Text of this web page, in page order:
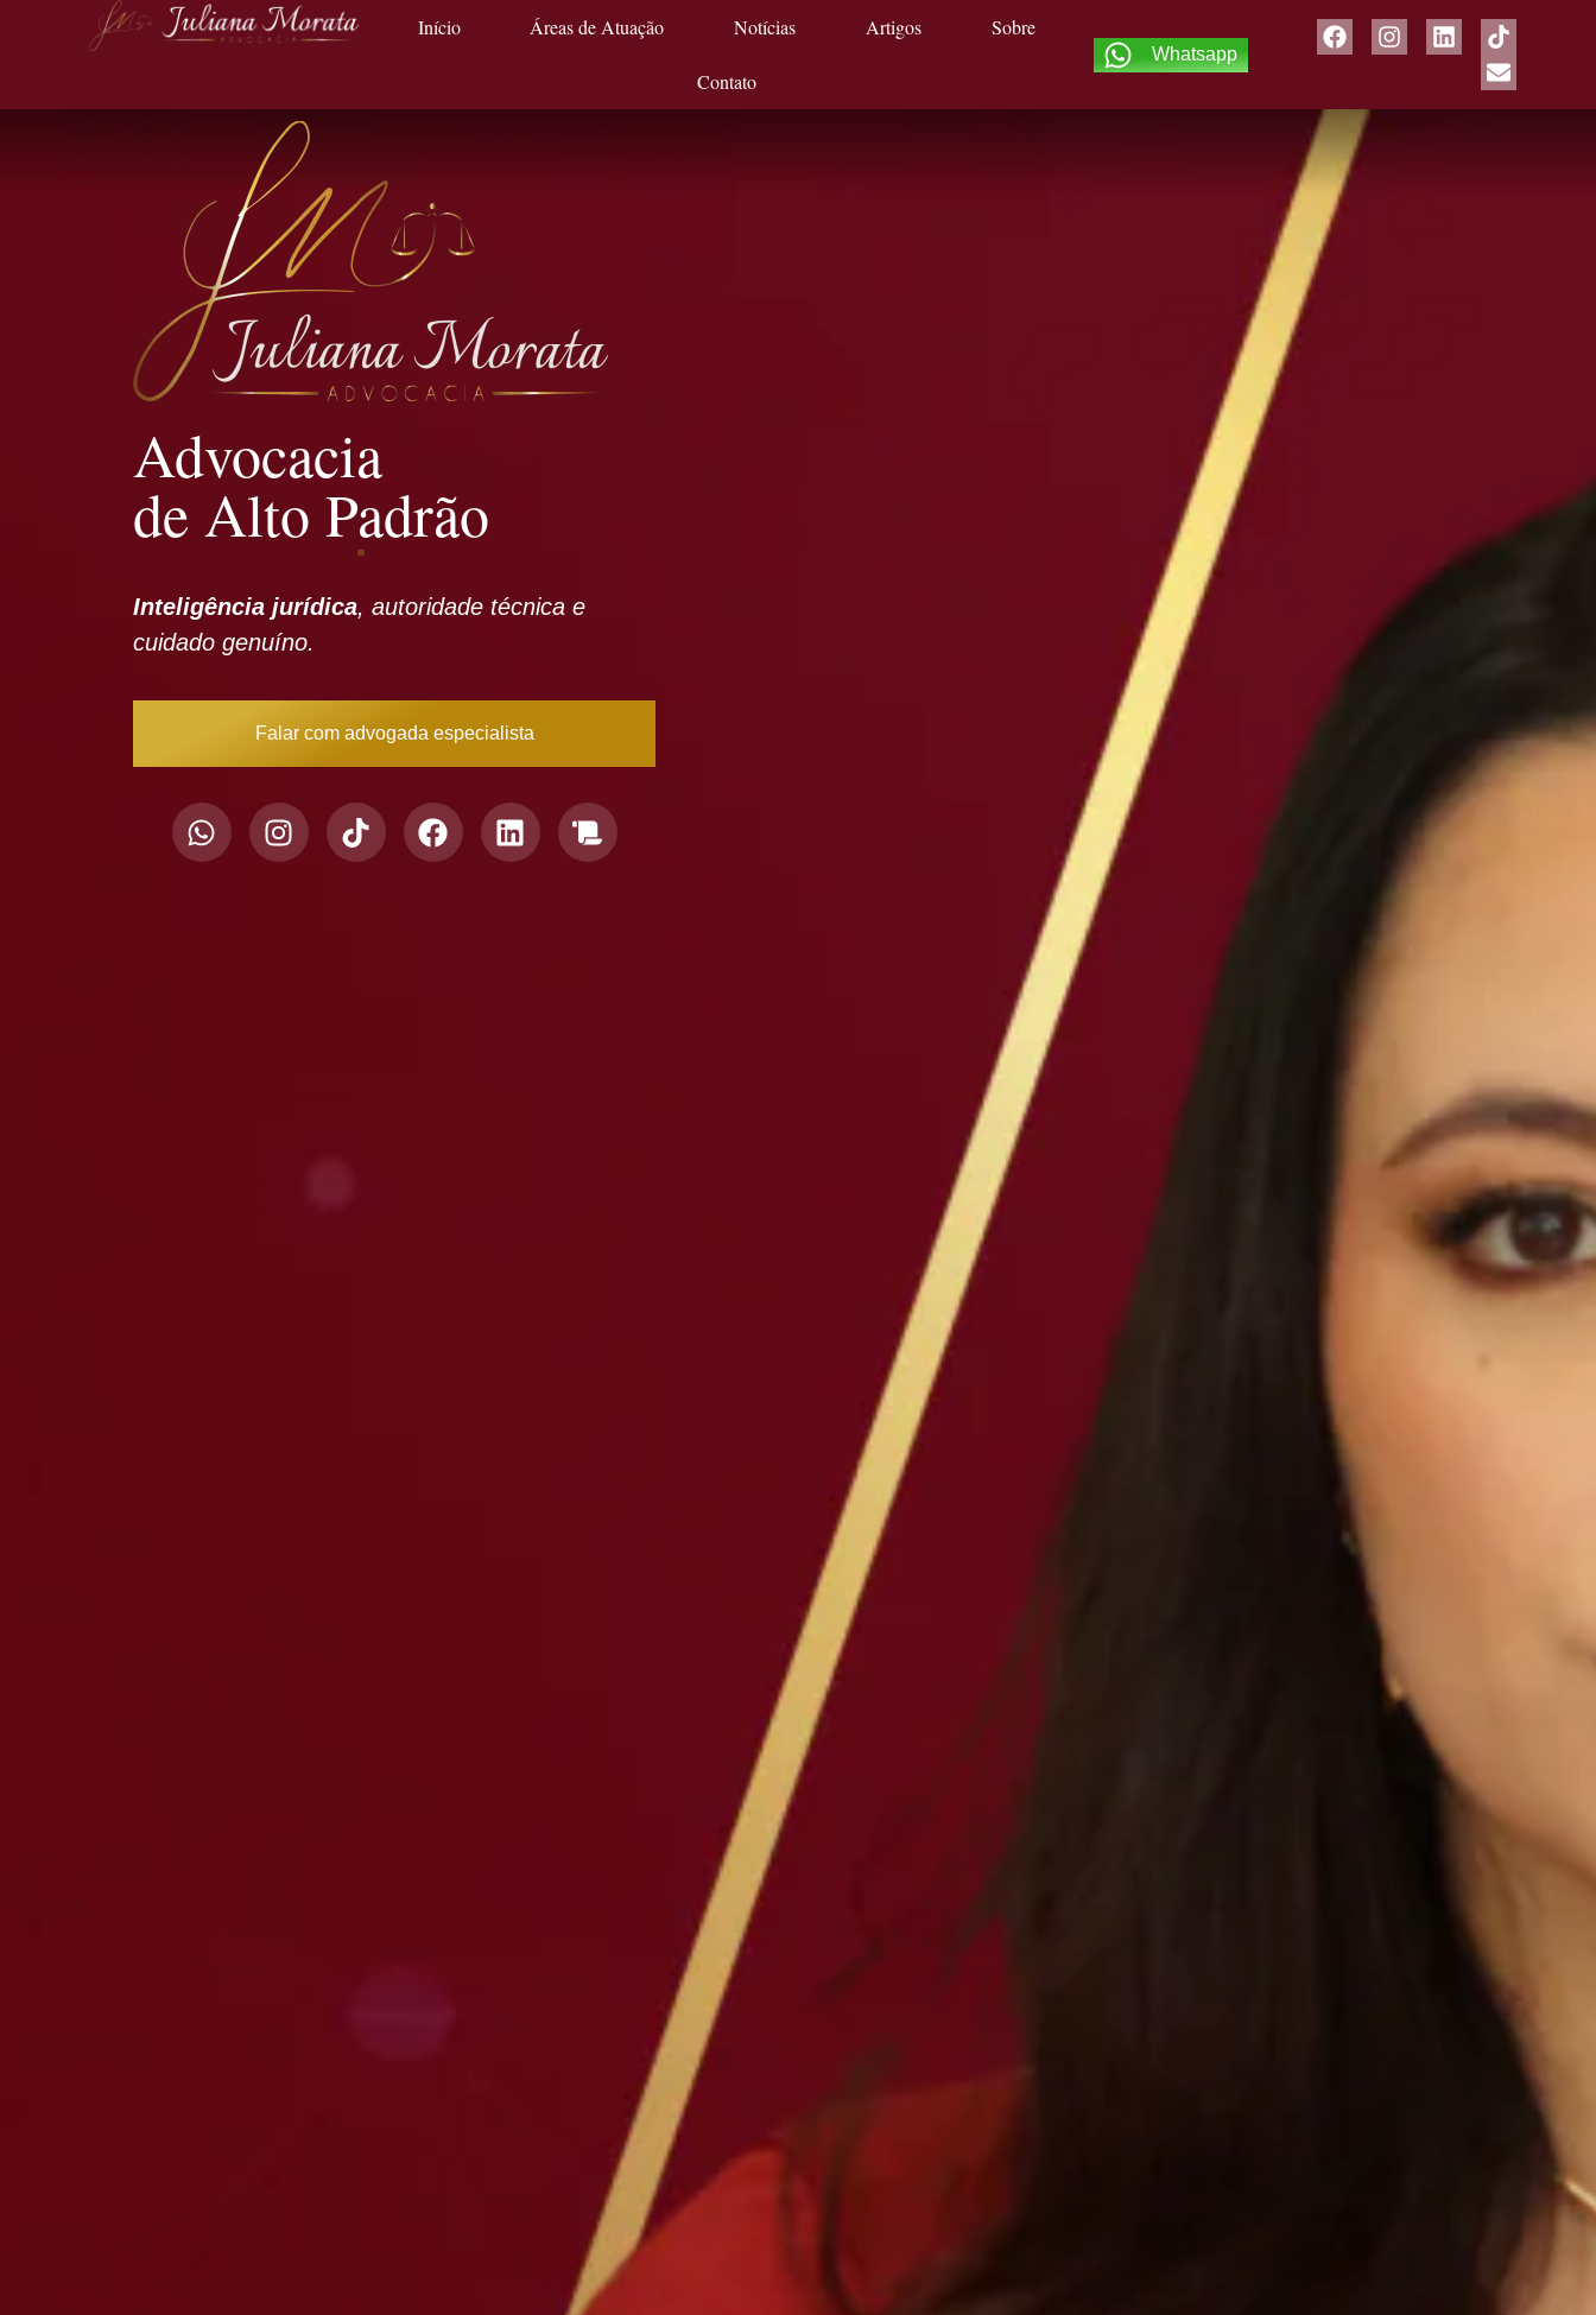
Início Áreas de Atuação Notícias Artigos Sobre
Contato
Whatsapp
Advocacia
de Alto Padrão
Inteligência jurídica, autoridade técnica e
cuidado genuíno.
Falar com advogada especialista